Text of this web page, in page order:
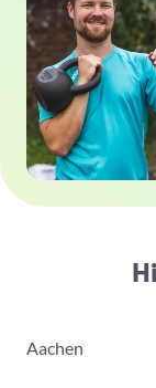
Aachen